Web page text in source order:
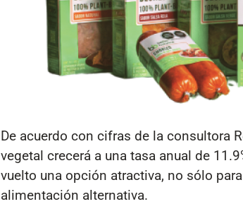
De acuerdo con cifras de la consultora
vegetal crecerá a una tasa anual de
vuelto una opción atractiva, no sólo
alimentación alternativa.